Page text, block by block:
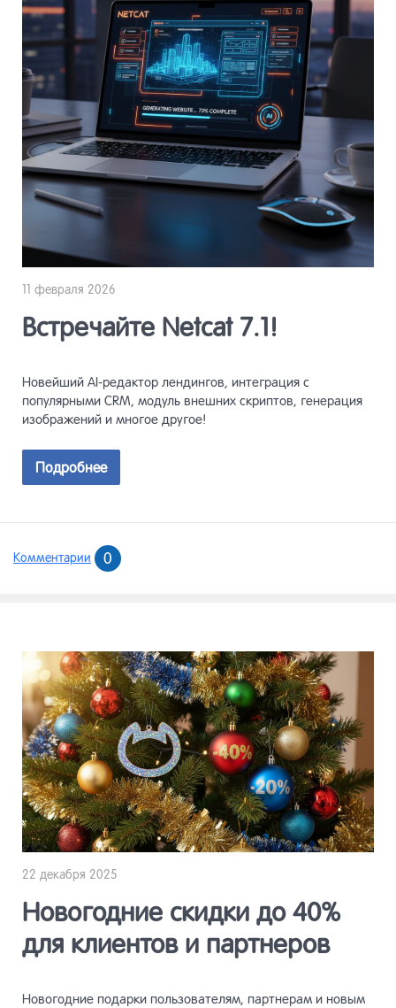
11 февраля 2026
Встречайте Netcat 7.1!
Новейший AI-редактор лендингов, интеграция с
популярными CRM, модуль внешних скриптов, генерация
изображений и многое другое!
Подробнее
Комментарии 0
22 декабря 2025
Новогодние скидки до 40%
для клиентов и партнеров
Новогодние подарки пользователям, партнерам и новым